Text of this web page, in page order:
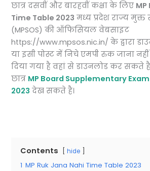
छात्र दसवीं और बारहवीं कक्षा के लिए MP
Time Table 2023 मध्य प्रदेश राज्य मुक्त
(MPSOS) की ऑफिसियल वेबसाइट
https://www.mpsos.nic.in/ के द्वारा
या इसी पोस्ट में निचे एमपी रुक जाना
दिया गया है वहां से डाउनलोड कर सकते
छात्र MP Board Supplementary
2023 देख सकते है।
Contents hide
1 MP Ruk Jana Nahi Time Table 2023